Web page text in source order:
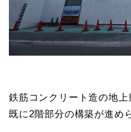
鉄筋コンクリート造の地上
既に2階部分の構築が進め